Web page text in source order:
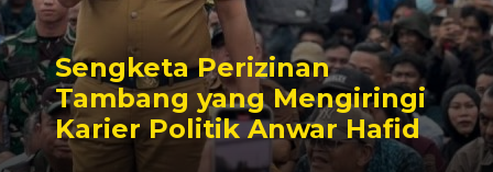
Sengketa Perizinan
Tambang yang Mengiringi
Karier Politik Anwar Hafid